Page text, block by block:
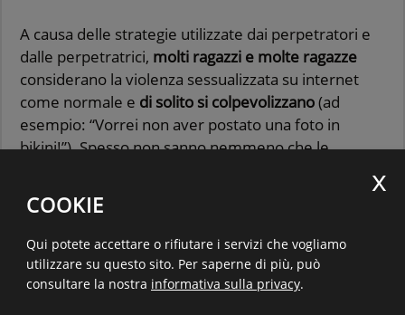
A causa delle strategie utilizzate dai perpetratori e
dalle perpetratrici, molti ragazzi e molte ragazze
considerano la violenza sessualizzata su internet
come normale e di solito si colpevolizzano(ad
esempio: “Vorrei non aver postato una foto in
bikini!”). Spesso non sanno nemmeno che le
Gli e le adolescenti hanno
quindi assolutamente bisogno del sostegno dei
genitori o di altre persone di fiducia, possibilmente
già prima che si verifichino molestie o violenze
sessuali!
COOKIE
Qui potete accettare o rifiutare i servizi che vogliamo
utilizzare su questo sito. Per saperne di più, può
consultare la nostra informativa sulla privacy.